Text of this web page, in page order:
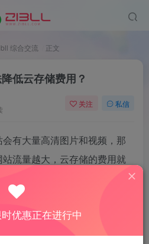
综合交流 正文
低云存储费用？
关注 私信
有大量高清图片和视频，那
流量越大，云存储的费用就
优惠正在进行中